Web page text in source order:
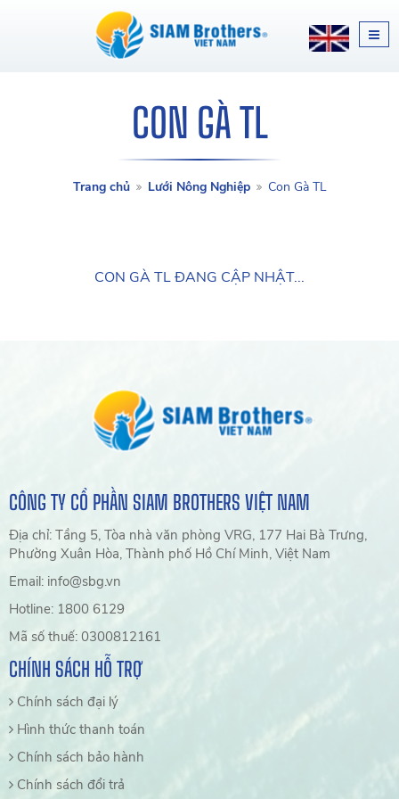
CON GÀ TL
Trang chủ Lưới Nông Nghiệp Con Gà TL
CON GÀ TL ĐANG CẬP NHẬT...
CÔNG TY CỔ PHẦN SIAM BROTHERS VIỆT NAM
Địa chỉ: Tầng 5, Tòa nhà văn phòng VRG, 177 Hai Bà Trưng,
Phường Xuân Hòa, Thành phố Hồ Chí Minh, Việt Nam
Email: info@sbg.vn
Hotline: 1800 6129
Mã số thuế: 0300812161
CHÍNH SÁCH HỖ TRỢ
Chính sách đại lý
Hình thức thanh toán
Chính sách bảo hành
Chính sách đổi trả